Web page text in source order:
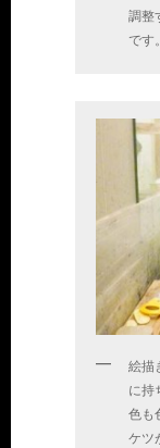
調整
です。
絵描
に持
色も
ケツ